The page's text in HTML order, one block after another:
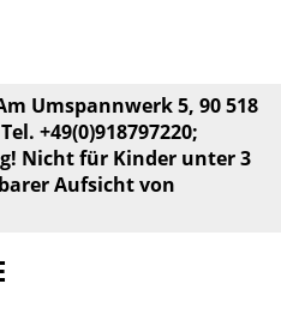
Umspannwerk 5, 90 518
+49(0)918797220;
Nicht für Kinder unter 3
Aufsicht von